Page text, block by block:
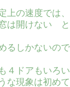
上の速度では、
は開けない
るしかないの
４ドアもいろ
な現象は初め